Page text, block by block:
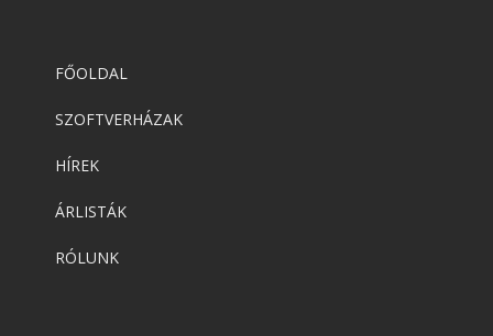
FŐOLDAL
SZOFTVERHÁZAK
HÍREK
ÁRLISTÁK
RÓLUNK